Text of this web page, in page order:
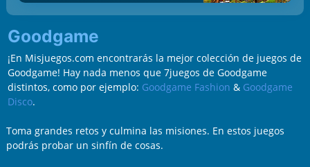
Goodgame
¡En Misjuegos.com encontrarás la mejor colección de juegos de
Goodgame! Hay nada menos que 7juegos de Goodgame
distintos, como por ejemplo: Goodgame Fashion & Goodgame
Disco.
Toma grandes retos y culmina las misiones. En estos juegos
podrás probar un sinfín de cosas.